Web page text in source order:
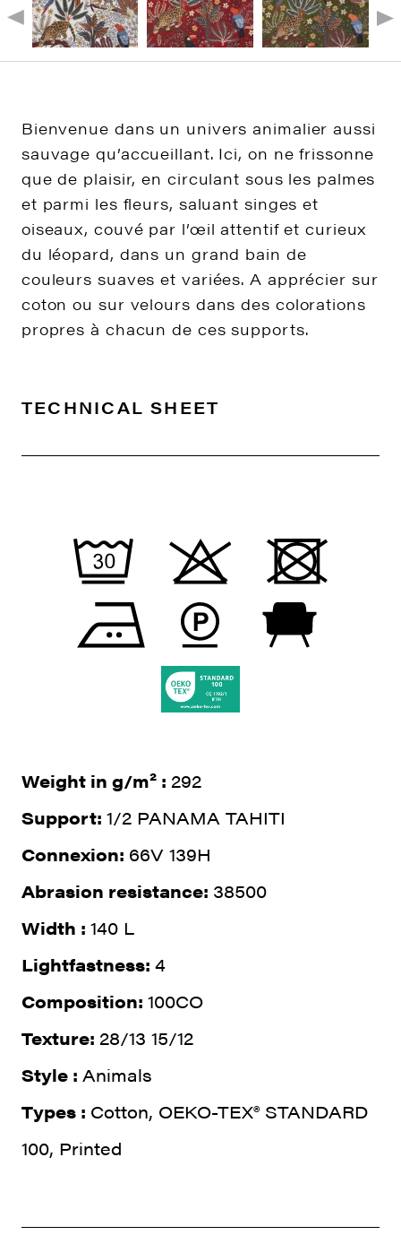
Bienvenue dans un univers animalier aussi
sauvage qu’accueillant. Ici, on ne frissonne
que de plaisir, en circulant sous les palmes
et parmi les fleurs, saluant singes et
oiseaux, couvé par l’œil attentif et curieux
du léopard, dans un grand bain de
couleurs suaves et variées. A apprécier sur
coton ou sur velours dans des colorations
propres à chacun de ces supports.
TECHNICAL SHEET
Weight in g/m² : 292
Support: 1/2 PANAMA TAHITI
Connexion: 66V 139H
Abrasion resistance: 38500
Width : 140 L
Lightfastness: 4
Composition: 100CO
Texture: 28/13 15/12
Style : Animals
Types : Cotton, OEKO-TEX® STANDARD
100, Printed